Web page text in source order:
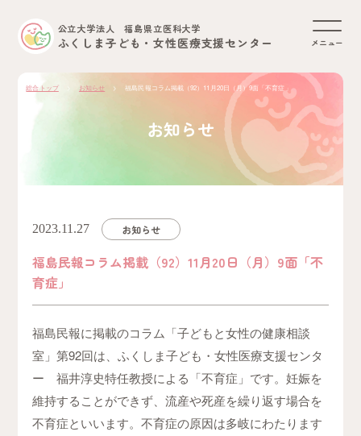
公立大学法人 福島県立医科大学
ふくしま子ども・女性医療支援センター メニュー
総合トップ お知らせ 福島民報コラム掲載（92）11月20日（月）9面「不育症」
お知らせ
2023.11.27 お知らせ
福島民報コラム掲載（92）11月20日（月）9面「不
育症」
福島民報に掲載のコラム「子どもと女性の健康相談
室」第92回は、ふくしま子ども・女性医療支援センタ
ー 福井淳史特任教授による「不育症」です。妊娠を
維持することができず、流産や死産を繰り返す場合を
不育症といいます。不育症の原因は多岐にわたります